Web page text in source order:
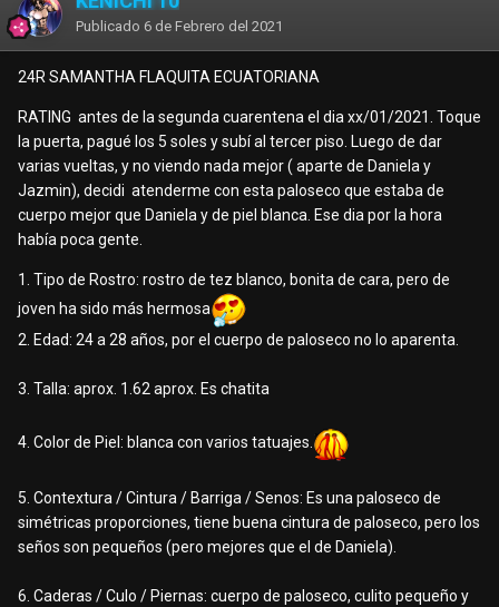
Publicado 6 de Febrero del 2021
24R SAMANTHA FLAQUITA ECUATORIANA
RATING antes de la segunda cuarentena el dia xx/01/2021. Toque
la puerta, pagué los 5 soles y subí al tercer piso. Luego de dar
varias vueltas, y no viendo nada mejor ( aparte de Daniela y
Jazmin), decidi atenderme con esta paloseco que estaba de
cuerpo mejor que Daniela y de piel blanca. Ese dia por la hora
había poca gente.
1. Tipo de Rostro: rostro de tez blanco, bonita de cara, pero de
joven ha sido más hermosa
2. Edad: 24 a 28 años, por el cuerpo de paloseco no lo aparenta.
3. Talla: aprox. 1.62 aprox. Es chatita
4. Color de Piel: blanca con varios tatuajes.
5. Contextura / Cintura / Barriga / Senos: Es una paloseco de
simétricas proporciones, tiene buena cintura de paloseco, pero los
seños son pequeños (pero mejores que el de Daniela).
6. Caderas / Culo / Piernas: cuerpo de paloseco, culito pequeño y